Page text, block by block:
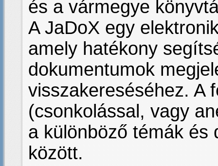
és a vármegye
A JaDoX egy
amely hatékony
dokumentumok
visszakereséséhez. A
(csonkolással, vagy
a különböző témák és
között.